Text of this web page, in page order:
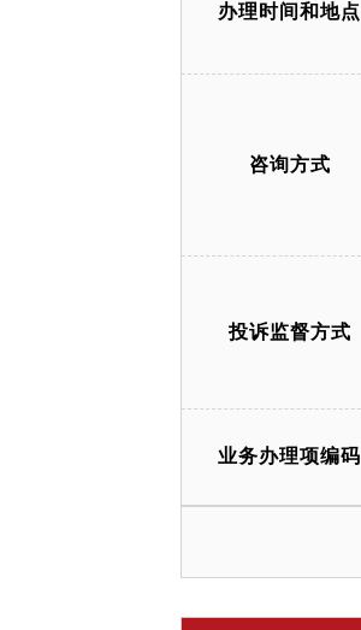
办理时间和地点
咨询方式
投诉监督方式
业务办理项编码